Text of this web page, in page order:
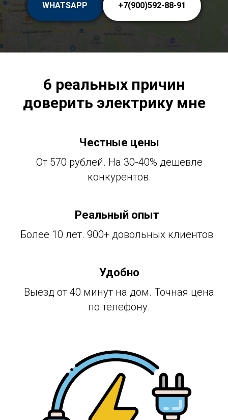
WHATSAPP +7(900)592-88-91
6 реальных причин
доверить электрику мне
Честные цены
От 570 рублей. На 30-40% дешевле
конкурентов.
Реальный опыт
Более 10 лет. 900+ довольных клиентов
Удобно
Выезд от 40 минут на дом. Точная цена
по телефону.